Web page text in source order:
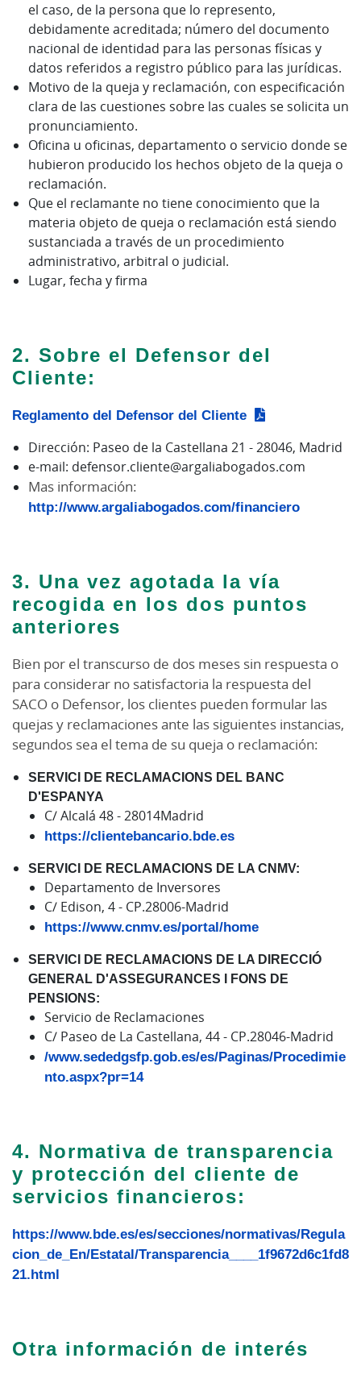
el caso, de la persona que lo represento,
debidamente acreditada; número del documento
nacional de identidad para las personas físicas y
datos referidos a registro público para las jurídicas.
Motivo de la queja y reclamación, con especificación
clara de las cuestiones sobre las cuales se solicita un
pronunciamiento.
Oficina u oficinas, departamento o servicio donde se
hubieron producido los hechos objeto de la queja o
reclamación.
Que el reclamante no tiene conocimiento que la
materia objeto de queja o reclamación está siendo
sustanciada a través de un procedimiento
administrativo, arbitral o judicial.
Lugar, fecha y firma
2. Sobre el Defensor del
Cliente:
Reglamento del Defensor del Cliente
Dirección: Paseo de la Castellana 21 - 28046, Madrid
e-mail: defensor.cliente@argaliabogados.com
Mas información:
http://www.argaliabogados.com/financiero
3. Una vez agotada la vía
recogida en los dos puntos
anteriores
Bien por el transcurso de dos meses sin respuesta o
para considerar no satisfactoria la respuesta del
SACO o Defensor, los clientes pueden formular las
quejas y reclamaciones ante las siguientes instancias,
segundos sea el tema de su queja o reclamación:
SERVICI DE RECLAMACIONS DEL BANC
D'ESPANYA
C/ Alcalá 48 - 28014Madrid
https://clientebancario.bde.es
SERVICI DE RECLAMACIONS DE LA CNMV:
Departamento de Inversores
C/ Edison, 4 - CP.28006-Madrid
https://www.cnmv.es/portal/home
SERVICI DE RECLAMACIONS DE LA DIRECCIÓ
GENERAL D'ASSEGURANCES I FONS DE
PENSIONS:
Servicio de Reclamaciones
C/ Paseo de La Castellana, 44 - CP.28046-Madrid
/www.sededgsfp.gob.es/es/Paginas/Procedimie
nto.aspx?pr=14
4. Normativa de transparencia
y protección del cliente de
servicios financieros:
https://www.bde.es/es/secciones/normativas/Regula
cion_de_En/Estatal/Transparencia____1f9672d6c1fd8
21.html
Otra información de interés